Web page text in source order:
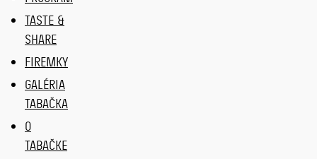
TASTE &
SHARE
FIREMKY
GALÉRIA
TABAČKA
O
TABAČKE